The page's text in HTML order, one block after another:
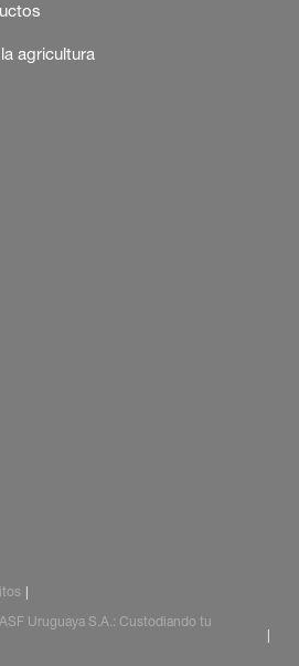
agricultura
Uruguaya S.A.: Custodiando tu